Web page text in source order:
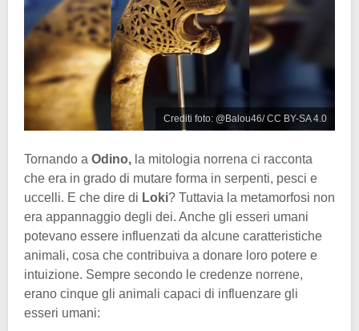
Crediti foto: @Balou46/ CC BY-SA 4.0
Tornando a Odino, la mitologia norrena ci racconta
che era in grado di mutare forma in serpenti, pesci e
uccelli. E che dire di Loki? Tuttavia la metamorfosi non
era appannaggio degli dei. Anche gli esseri umani
potevano essere influenzati da alcune caratteristiche
animali, cosa che contribuiva a donare loro potere e
intuizione. Sempre secondo le credenze norrene,
erano cinque gli animali capaci di influenzare gli
esseri umani: